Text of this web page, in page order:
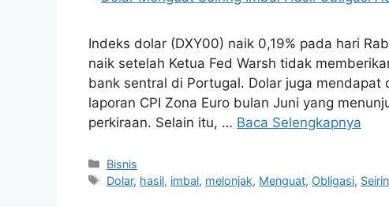
Indeks dolar (DXY00) naik 0,19% pada hari
naik setelah Ketua Fed Warsh tidak
bank sentral di Portugal. Dolar juga
laporan CPI Zona Euro bulan Juni yang
perkiraan. Selain itu, … Baca Selengkapnya
Kategori
Bisnis
Tag
Dolar, hasil, imbal, melonjak, Menguat, Obligasi,